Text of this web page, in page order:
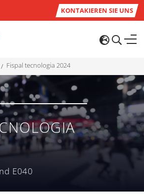
KONTAKIEREN SIE UNS
fispal tecnologia 2024
E040